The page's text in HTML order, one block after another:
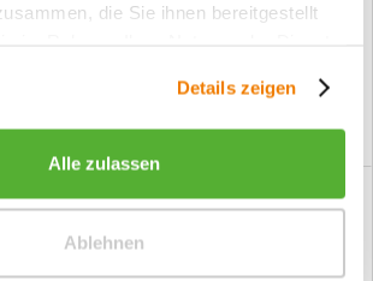
die Sie ihnen bereitgestellt
Details zeigen
Alle zulassen
Ablehnen
105,00 € *